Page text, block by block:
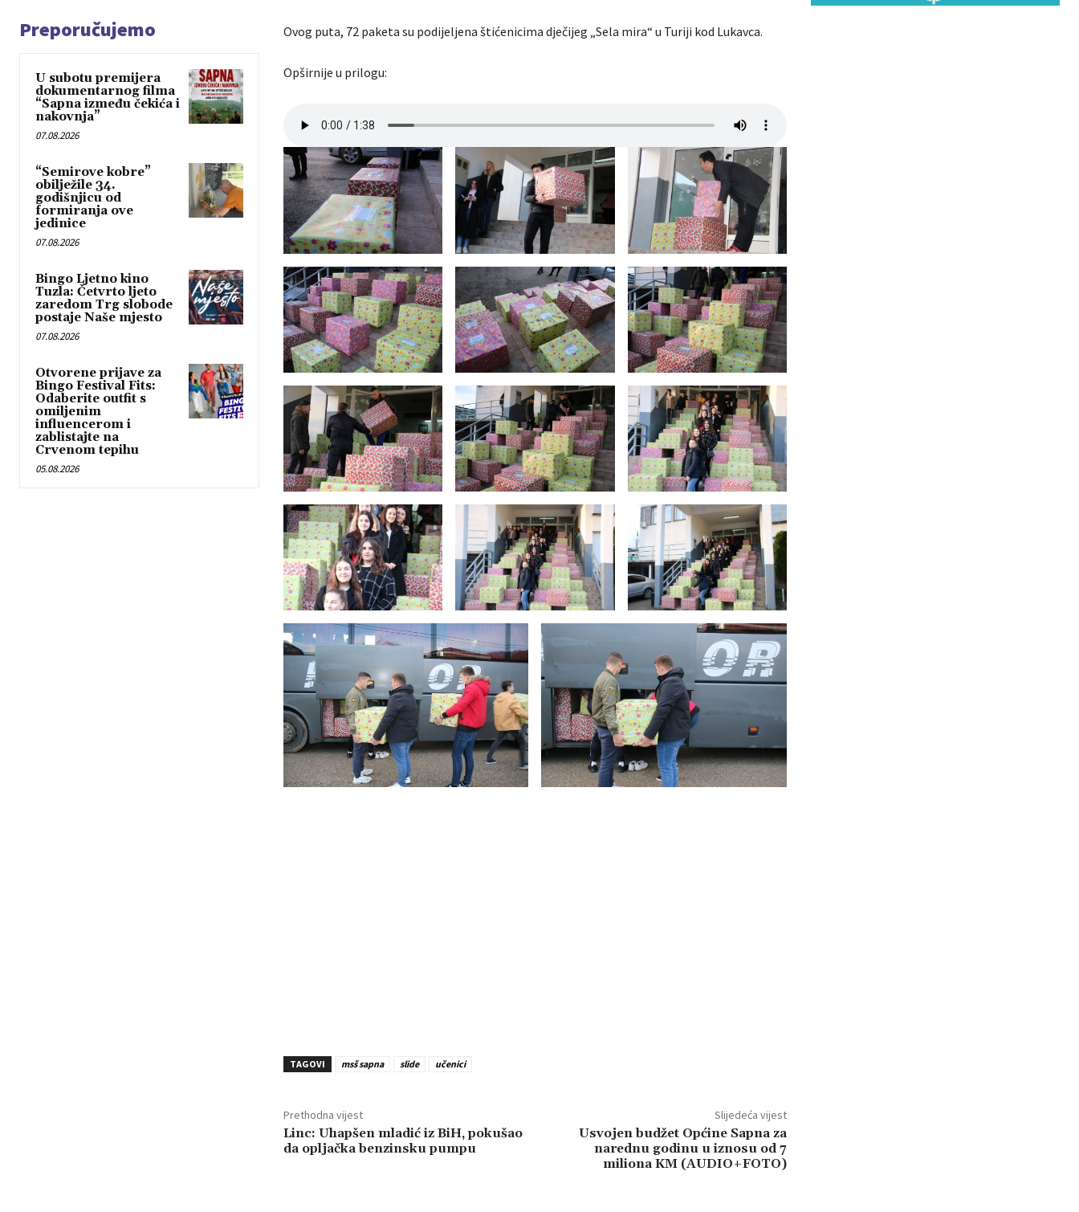
Preporučujemo
U subotu premijera
dokumentarnog filma
“Sapna između čekića i
nakovnja”
07.08.2026
“Semirove kobre”
obilježile 34.
godišnjicu od
formiranja ove
jedinice
07.08.2026
Bingo Ljetno kino
Tuzla: Četvrto ljeto
zaredom Trg slobode
postaje Naše mjesto
07.08.2026
Otvorene prijave za
Bingo Festival Fits:
Odaberite outfit s
omiljenim
influencerom i
zablistajte na
Crvenom tepihu
05.08.2026
Ovog puta, 72 paketa su podijeljena štićenicima dječijeg „Sela mira“ u Turiji kod Lukavca.
Opširnije u prilogu:
TAGOVI msš sapna slide učenici
Prethodna vijest
Linc: Uhapšen mladić iz BiH, pokušao
da opljačka benzinsku pumpu
Slijedeća vijest
Usvojen budžet Općine Sapna za
narednu godinu u iznosu od 7
miliona KM (AUDIO+FOTO)